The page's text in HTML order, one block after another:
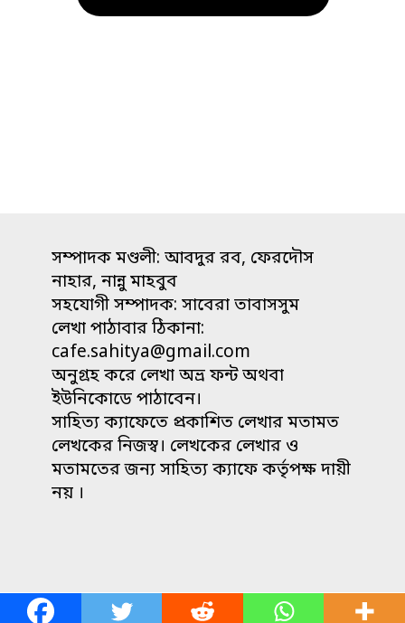
সম্পাদক মণ্ডলী: আবদুর রব, ফেরদৌস
নাহার, নান্নু মাহবুব
সহযোগী সম্পাদক: সাবেরা তাবাসসুম
লেখা পাঠাবার ঠিকানা:
cafe.sahitya@gmail.com
অনুগ্রহ করে লেখা অভ্র ফন্ট অথবা
ইউনিকোডে পাঠাবেন।
সাহিত্য ক্যাফেতে প্রকাশিত লেখার মতামত
লেখকের নিজস্ব। লেখকের লেখার ও
মতামতের জন্য সাহিত্য ক্যাফে কর্তৃপক্ষ দায়ী
নয় ।